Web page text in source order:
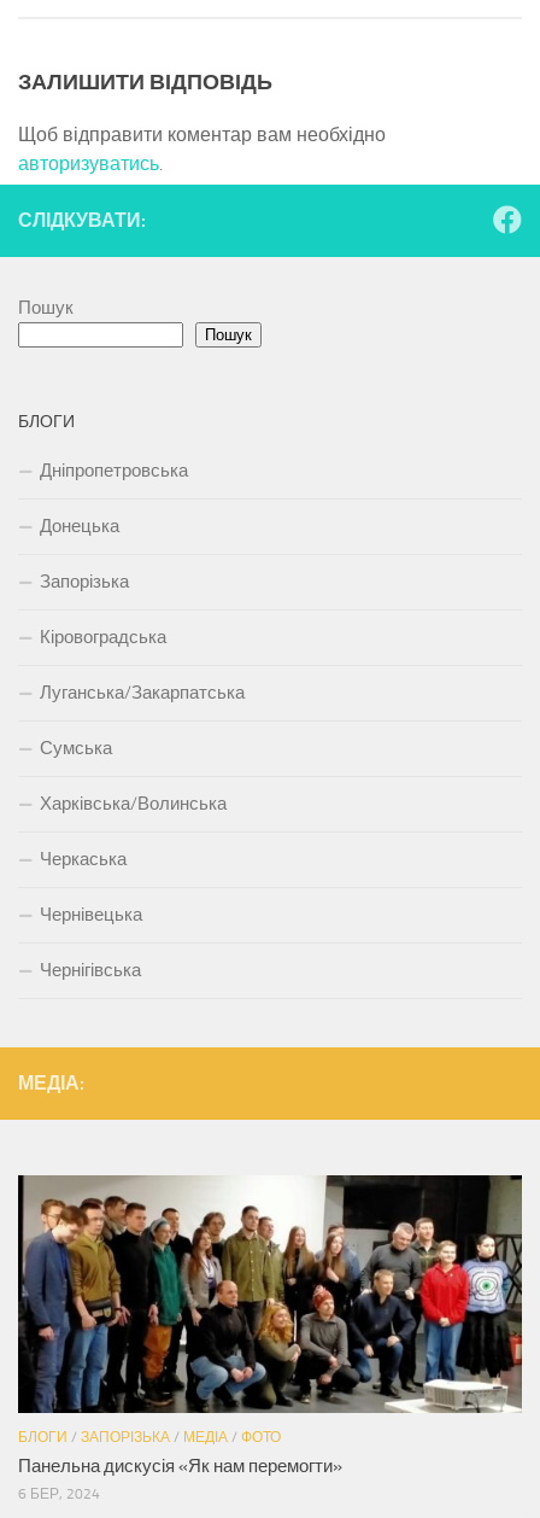
ЗАЛИШИТИ ВІДПОВІДЬ
Щоб відправити коментар вам необхідно
авторизуватись
СЛІДКУВАТИ:
Пошук
Пошук
БЛОГИ
Дніпропетровська
Донецька
Запорізька
Кіровоградська
Луганська/Закарпатська
Сумська
Харківська/Волинська
Черкаська
Чернівецька
Чернігівська
МЕДІА:
БЛОГИ / ЗАПОРІЗЬКА / МЕДІА / ФОТО
Панельна дискусія «Як нам перемогти»
6 БЕР, 2024